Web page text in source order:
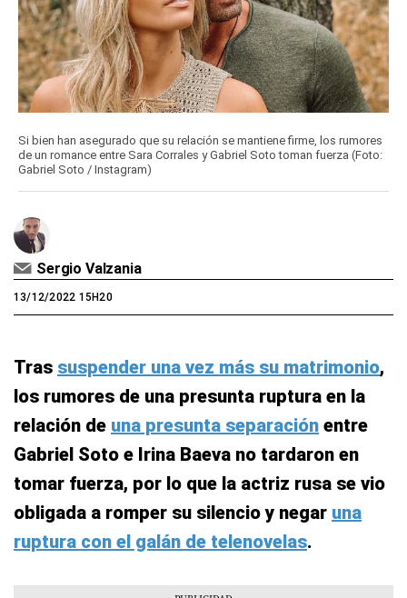
Si bien han asegurado que su relación se mantiene firme, los rumores
de un romance entre Sara Corrales y Gabriel Soto toman fuerza (Foto:
Gabriel Soto / Instagram)
Sergio Valzania
13/12/2022 15H20
Tras suspender una vez más su matrimonio,
los rumores de una presunta ruptura en la
relación de una presunta separación entre
Gabriel Soto e Irina Baeva no tardaron en
tomar fuerza, por lo que la actriz rusa se vio
obligada a romper su silencio y negar una
ruptura con el galán de telenovelas.